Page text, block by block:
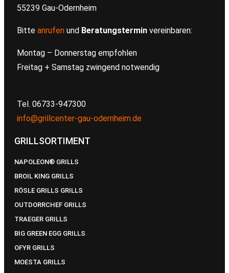
55239 Gau-Odernheim
Bitte anrufen und Beratungstermin vereinbaren:
Montag – Donnerstag empfohlen
Freitag + Samstag zwingend notwendig
Tel. 06733-947300
info@grillcenter-gau-odernheim.de
GRILLSORTIMENT
NAPOLEON® GRILLS
BROIL KING GRILLS
RÖSLE GRILLS GRILLS
OUTDORRCHEF GRILLS
TRAEGER GRILLS
BIG GREEN EGG GRILLS
OFYR GRILLS
MOESTA GRILLS